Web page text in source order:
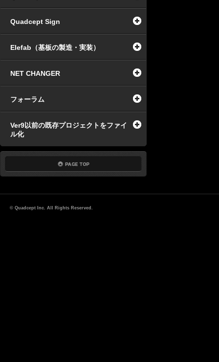
Quadcept Sign
Elefab（基板の製造・実装）
NET CHANGER
フォーラム
Ver9以前の既存プロジェクトをファイ
ル化
© Quadcept Inc. All Rights Reserved.